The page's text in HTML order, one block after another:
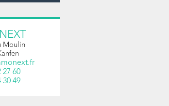
Moulin
27 60
30 49